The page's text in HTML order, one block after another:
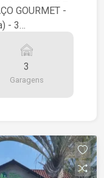
GOURMET -
- 3
3
Garagens